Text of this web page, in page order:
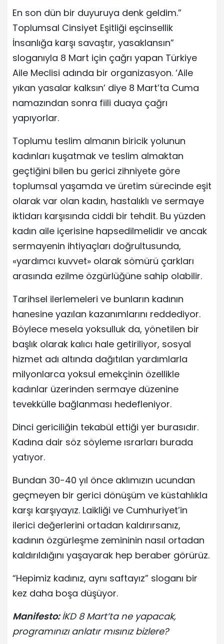
En son dün bir duyuruya denk geldim.”
Toplumsal Cinsiyet Eşitliği eşcinsellik
İnsanlığa karşı savaştır, yasaklansın”
sloganıyla 8 Mart için çağrı yapan Türkiye
Aile Meclisi adında bir organizasyon. ‘Aile
yıkan yasalar kalksın’ diye 8 Mart’ta Cuma
namazından sonra fiili duaya çağrı
yapıyorlar.
Toplumu teslim almanın biricik yolunun
kadınları kuşatmak ve teslim almaktan
geçtiğini bilen bu gerici zihniyete göre
toplumsal yaşamda ve üretim sürecinde eşit
olarak var olan kadın, hastalıklı ve sermaye
iktidarı karşısında ciddi bir tehdit. Bu yüzden
kadın aile içerisine hapsedilmelidir ve ancak
sermayenin ihtiyaçları doğrultusunda,
«yardımcı kuvvet» olarak sömürü çarkları
arasında ezilme özgürlüğüne sahip olabilir.
Tarihsel ilerlemeleri ve bunların kadının
hanesine yazılan kazanımlarını reddediyor.
Böylece mesela yoksulluk da, yönetilen bir
başlık olarak kalıcı hale getiriliyor, sosyal
hizmet adı altında dağıtılan yardımlarla
milyonlarca yoksul emekçinin özellikle
kadınlar üzerinden sermaye düzenine
tevekkülle bağlanması hedefleniyor.
Dinci gericiliğin tekabül ettiği yer burasıdır.
Kadına dair söz söyleme ısrarları burada
yatıyor.
Bundan 30-40 yıl önce aklımızın ucundan
geçmeyen bir gerici dönüşüm ve küstahlıkla
karşı karşıyayız. Laikliği ve Cumhuriyet’in
ilerici değerlerini ortadan kaldırırsanız,
kadının özgürleşme zemininin nasıl ortadan
kaldırıldığını yaşayarak hep beraber görürüz.
“Hepimiz kadınız, aynı saftayız” sloganı bir
kez daha boşa düşüyor.
Manifesto:İKD 8 Mart’ta ne yapacak,
programınızı anlatır mısınız bizlere?